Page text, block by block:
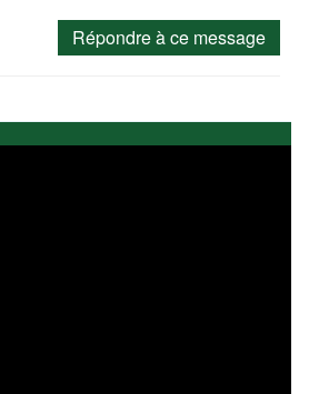
Répondre à ce message